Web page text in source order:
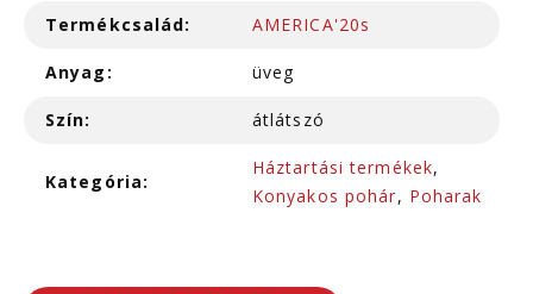
Termékcsalád: AMERICA'20s
Anyag: üveg
Szín: átlátszó
Kategória:
Háztartási termékek,
Konyakos pohár, Poharak